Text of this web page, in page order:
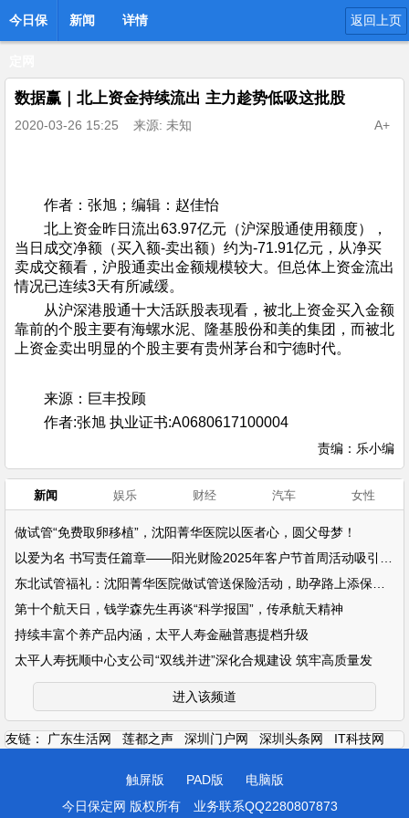
今日保 新闻 详情 返回上页
数据赢｜北上资金持续流出 主力趁势低吸这批股
2020-03-26 15:25 来源: 未知 A+
作者：张旭；编辑：赵佳怡
北上资金昨日流出63.97亿元（沪深股通使用额度），
当日成交净额（买入额-卖出额）约为-71.91亿元，从净买
卖成交额看，沪股通卖出金额规模较大。但总体上资金流出
情况已连续3天有所减缓。
从沪深港股通十大活跃股表现看，被北上资金买入金额
靠前的个股主要有海螺水泥、隆基股份和美的集团，而被北
上资金卖出明显的个股主要有贵州茅台和宁德时代。
来源：巨丰投顾
作者:张旭 执业证书:A0680617100004
责编：乐小编
新闻 娱乐 财经 汽车 女性
做试管“免费取卵移植”，沈阳菁华医院以医者心，圆父母梦！
第十个航天日，钱学森先生再谈“科学报国”，传承航天精神
持续丰富个养产品内涵，太平人寿金融普惠提档升级
太平人寿抚顺中心支公司“双线并进”深化合规建设 筑牢高质量发
进入该频道
友链： 广东生活网 莲都之声 深圳门户网 深圳头条网 IT科技网
触屏版 PAD版
电脑版
今日保定网 版权所有
业务联系QQ2280807873